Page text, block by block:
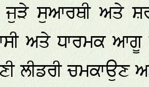
ਜੁੜੇ ਸੁਆਰਥੀ ਅਤੇ
ਅਤੇ ਧਾਰਮਕ ਆਗੂ
ਲੀਡਰੀ